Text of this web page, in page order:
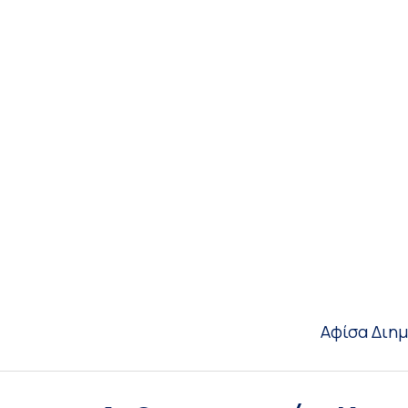
Αφίσα